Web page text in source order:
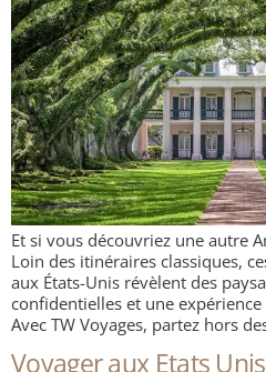
Et si vous découvriez une autre
Loin des itinéraires classiques,
aux États-Unis révèlent des
confidentielles et une
Avec TW Voyages, partez hors
Voyager aux Etats